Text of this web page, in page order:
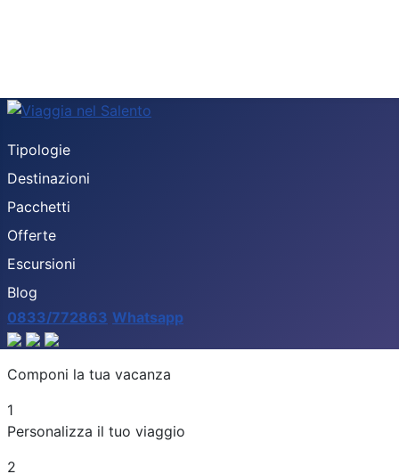
Tipologie
Destinazioni
Pacchetti
Offerte
Escursioni
Blog
0833/772863 Whatsapp
Tipologia
Periodo
Adulti
Componi la tua vacanza
1
Personalizza il tuo viaggio
2